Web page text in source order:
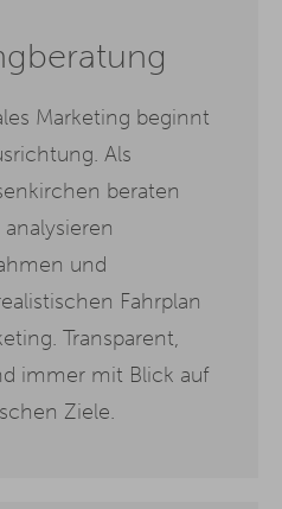
Marketing beginnt
Als
beraten
und
Fahrplan
Transparent,
immer mit Blick auf
Ziele.